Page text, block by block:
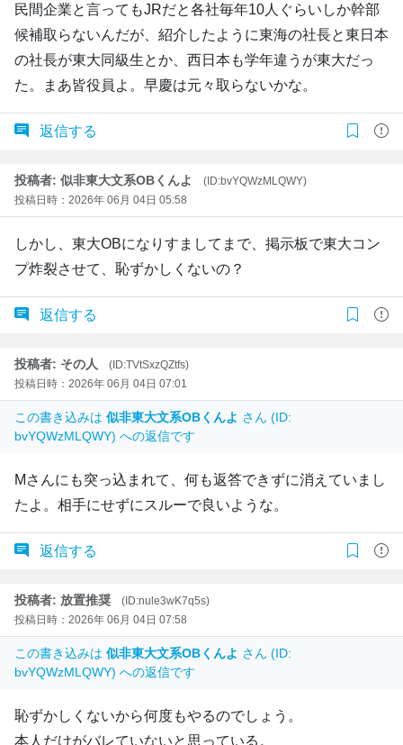
民間企業と言ってもJRだと各社毎年10人ぐらいしか幹部
候補取らないんだが、紹介したように東海の社長と東日本
の社長が東大同級生とか、西日本も学年違うが東大だっ
た。まあ皆役員よ。早慶は元々取らないかな。
返信する
投稿者: 似非東大文系OBくんよ
(ID:bvYQWzMLQWY)
投稿日時：2026年 06月 04日 05:58
しかし、東大OBになりすましてまで、掲示板で東大コン
プ炸裂させて、恥ずかしくないの？
返信する
投稿者: その人
(ID:TVtSxzQZtfs)
投稿日時：2026年 06月 04日 07:01
この書き込みは 似非東大文系OBくんよ さん (ID:
bvYQWzMLQWY) への返信です
Mさんにも突っ込まれて、何も返答できずに消えていまし
たよ。相手にせずにスルーで良いような。
返信する
投稿者: 放置推奨
(ID:nule3wK7q5s)
投稿日時：2026年 06月 04日 07:58
この書き込みは 似非東大文系OBくんよ さん (ID:
bvYQWzMLQWY) への返信です
恥ずかしくないから何度もやるのでしょう。
本人だけがバレていないと思っている。